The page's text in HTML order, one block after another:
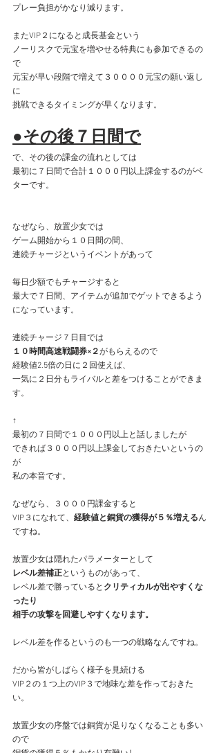
プレー負担がかなり減ります。
またVIP２になると成長基金という
ノーリスクで元宝を増やせる特典にも参加できるの
で
元宝が早い段階で増えて３００００元宝の願い返し
に
挑戦できるタイミングが早くなります。
●その後７日間で
で、その後の課金の流れとしては
最初に７日間で合計１０００円以上課金するのがベ
ターです。
なぜなら、放置少女では
ゲーム開始から１０日間の間、
連続チャージというイベントがあって
毎日少額でもチャージすると
最大で７日間、アイテムが追加でゲットできるよう
になっています。
連続チャージ７日目では
１０時間高速戦闘券×２がもらえるので
経験値2.5倍の日に２回使えば、
一気に２日分もライバルと差をつけることができま
す。
↑
最初の７日間で１０００円以上と話しましたが
できれば３０００円以上課金しておきたいというの
が
私の本音です。
なぜなら、３０００円課金すると
VIP３になれて、 経験値と銅貨の獲得が５％増えるん
ですね。
放置少女は隠れたパラメーターとして
レベル差補正というものがあって、
レベル差で勝っていると クリティカルが出やすくな
ったり
相手の攻撃を回避しやすくなります。
レベル差を作るというのも一つの戦略なんですね。
だから皆がしばらく様子を見続ける
VIP２の１つ上のVIP３で地味な差を作っておきた
い。
放置少女の序盤では銅貨が足りなくなることも多い
ので